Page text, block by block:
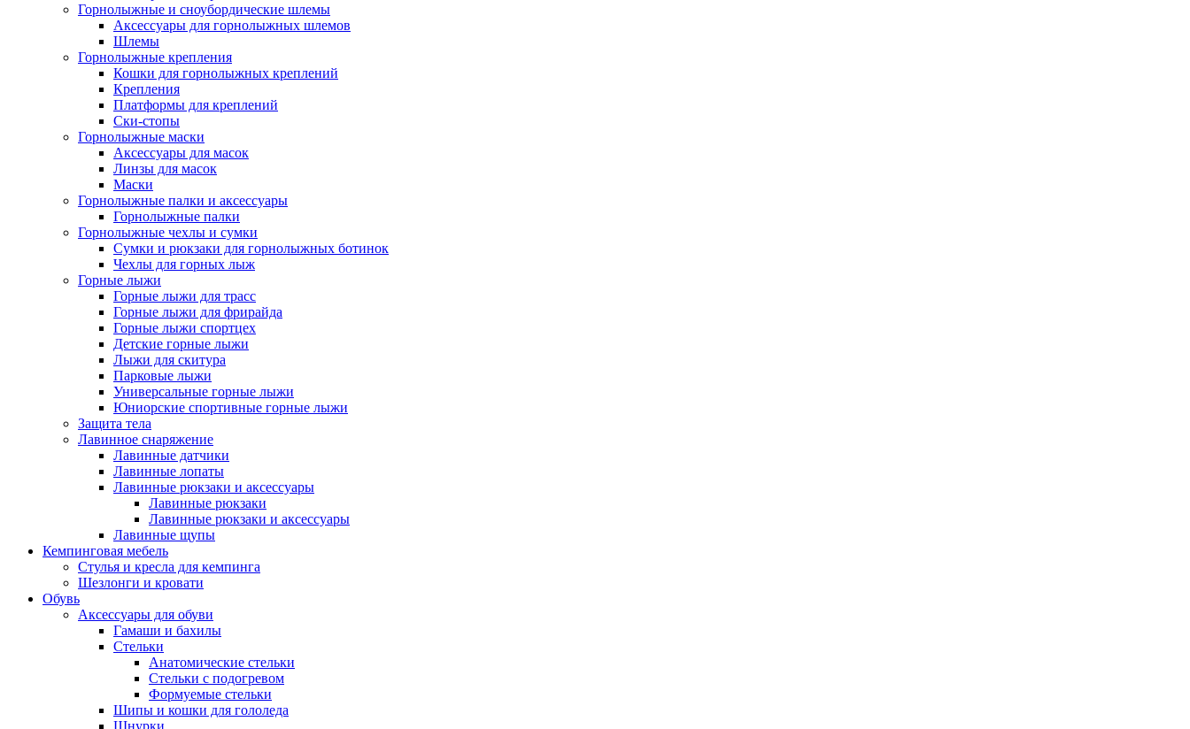
Горнолыжные и сноубордические шлемы
Аксессуары для горнолыжных шлемов
Шлемы
Горнолыжные крепления
Кошки для горнолыжных креплений
Крепления
Платформы для креплений
Ски-стопы
Горнолыжные маски
Аксессуары для масок
Линзы для масок
Маски
Горнолыжные палки и аксессуары
Горнолыжные палки
Горнолыжные чехлы и сумки
Сумки и рюкзаки для горнолыжных ботинок
Чехлы для горных лыж
Горные лыжи
Горные лыжи для трасс
Горные лыжи для фрирайда
Горные лыжи спортцех
Детские горные лыжи
Лыжи для скитура
Парковые лыжи
Универсальные горные лыжи
Юниорские спортивные горные лыжи
Защита тела
Лавинное снаряжение
Лавинные датчики
Лавинные лопаты
Лавинные рюкзаки и аксессуары
Лавинные рюкзаки
Лавинные рюкзаки и аксессуары
Лавинные щупы
Кемпинговая мебель
Стулья и кресла для кемпинга
Шезлонги и кровати
Обувь
Аксессуары для обуви
Гамаши и бахилы
Стельки
Анатомические стельки
Стельки с подогревом
Формуемые стельки
Шипы и кошки для гололеда
Шнурки